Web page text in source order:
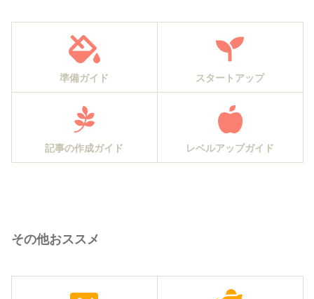
準備ガイド スタートアップ
記事の作成ガイド レベルアップガイド
その他おススメ